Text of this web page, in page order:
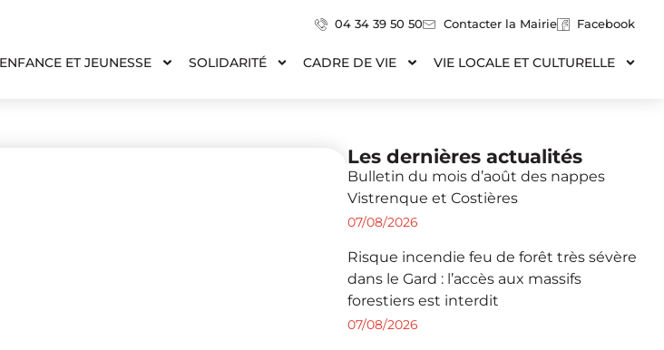
04 34 39 50 50 Contacter la Mairie Facebook
ENFANCE ET JEUNESSE SOLIDARITÉ CADRE DE VIE VIE LOCALE ET CULTURELLE
Les dernières actualités
Bulletin du mois d’août des nappes
Vistrenque et Costières
07/08/2026
Risque incendie feu de forêt très sévère
dans le Gard : l’accès aux massifs
forestiers est interdit
07/08/2026